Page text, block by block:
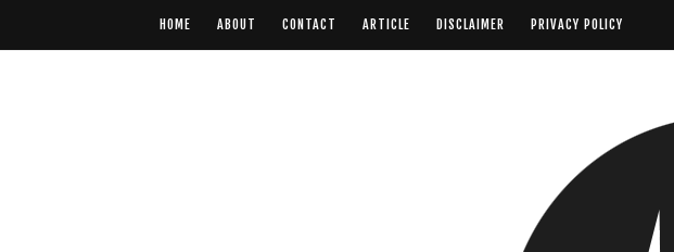
HOME ABOUT CONTACT ARTICLE DISCLAIMER PRIVACY POLICY